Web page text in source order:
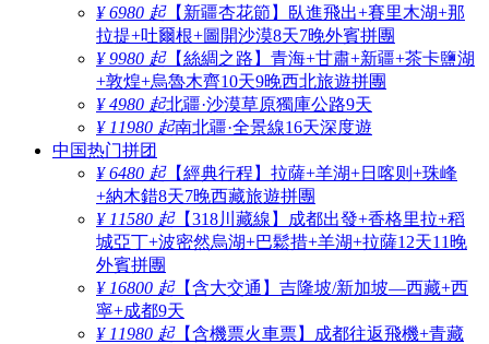
¥ 6980 起【新疆杏花節】臥進飛出+賽里木湖+那
拉提+吐爾根+圖開沙漠8天7晚外賓拼團
¥ 9980 起【絲綢之路】青海+甘肅+新疆+茶卡鹽湖
+敦煌+烏魯木齊10天9晚西北旅遊拼團
¥ 4980 起北疆·沙漠草原獨庫公路9天
¥ 11980 起南北疆·全景線16天深度遊
中国热门拼团
¥ 6480 起【經典行程】拉薩+羊湖+日喀则+珠峰
+納木錯8天7晚西藏旅遊拼團
¥ 11580 起【318川藏線】成都出發+香格里拉+稻
城亞丁+波密然烏湖+巴鬆措+羊湖+拉薩12天11晚
外賓拼團
¥ 16800 起【含大交通】吉隆坡/新加坡—西藏+西
寧+成都9天
¥ 11980 起【含機票火車票】成都往返飛機+青藏